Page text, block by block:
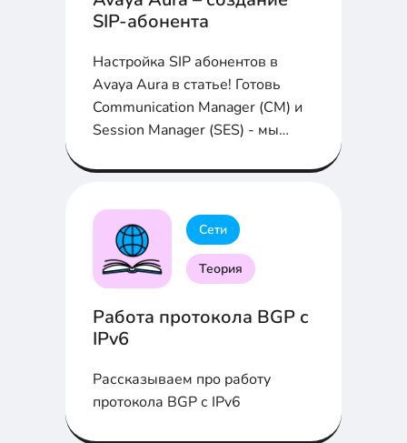
SIP-абонента
Настройка SIP абонентов в
Avaya Aura в статье! Готовь
Communication Manager (СМ) и
Session Manager (SES) - мы
Сети
Теория
Работа протокола BGP с
IPv6
Рассказываем про работу
протокола BGP с IPv6